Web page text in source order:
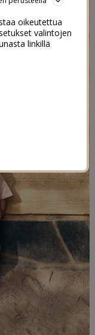
oikeutettua
valintojen
linkillä